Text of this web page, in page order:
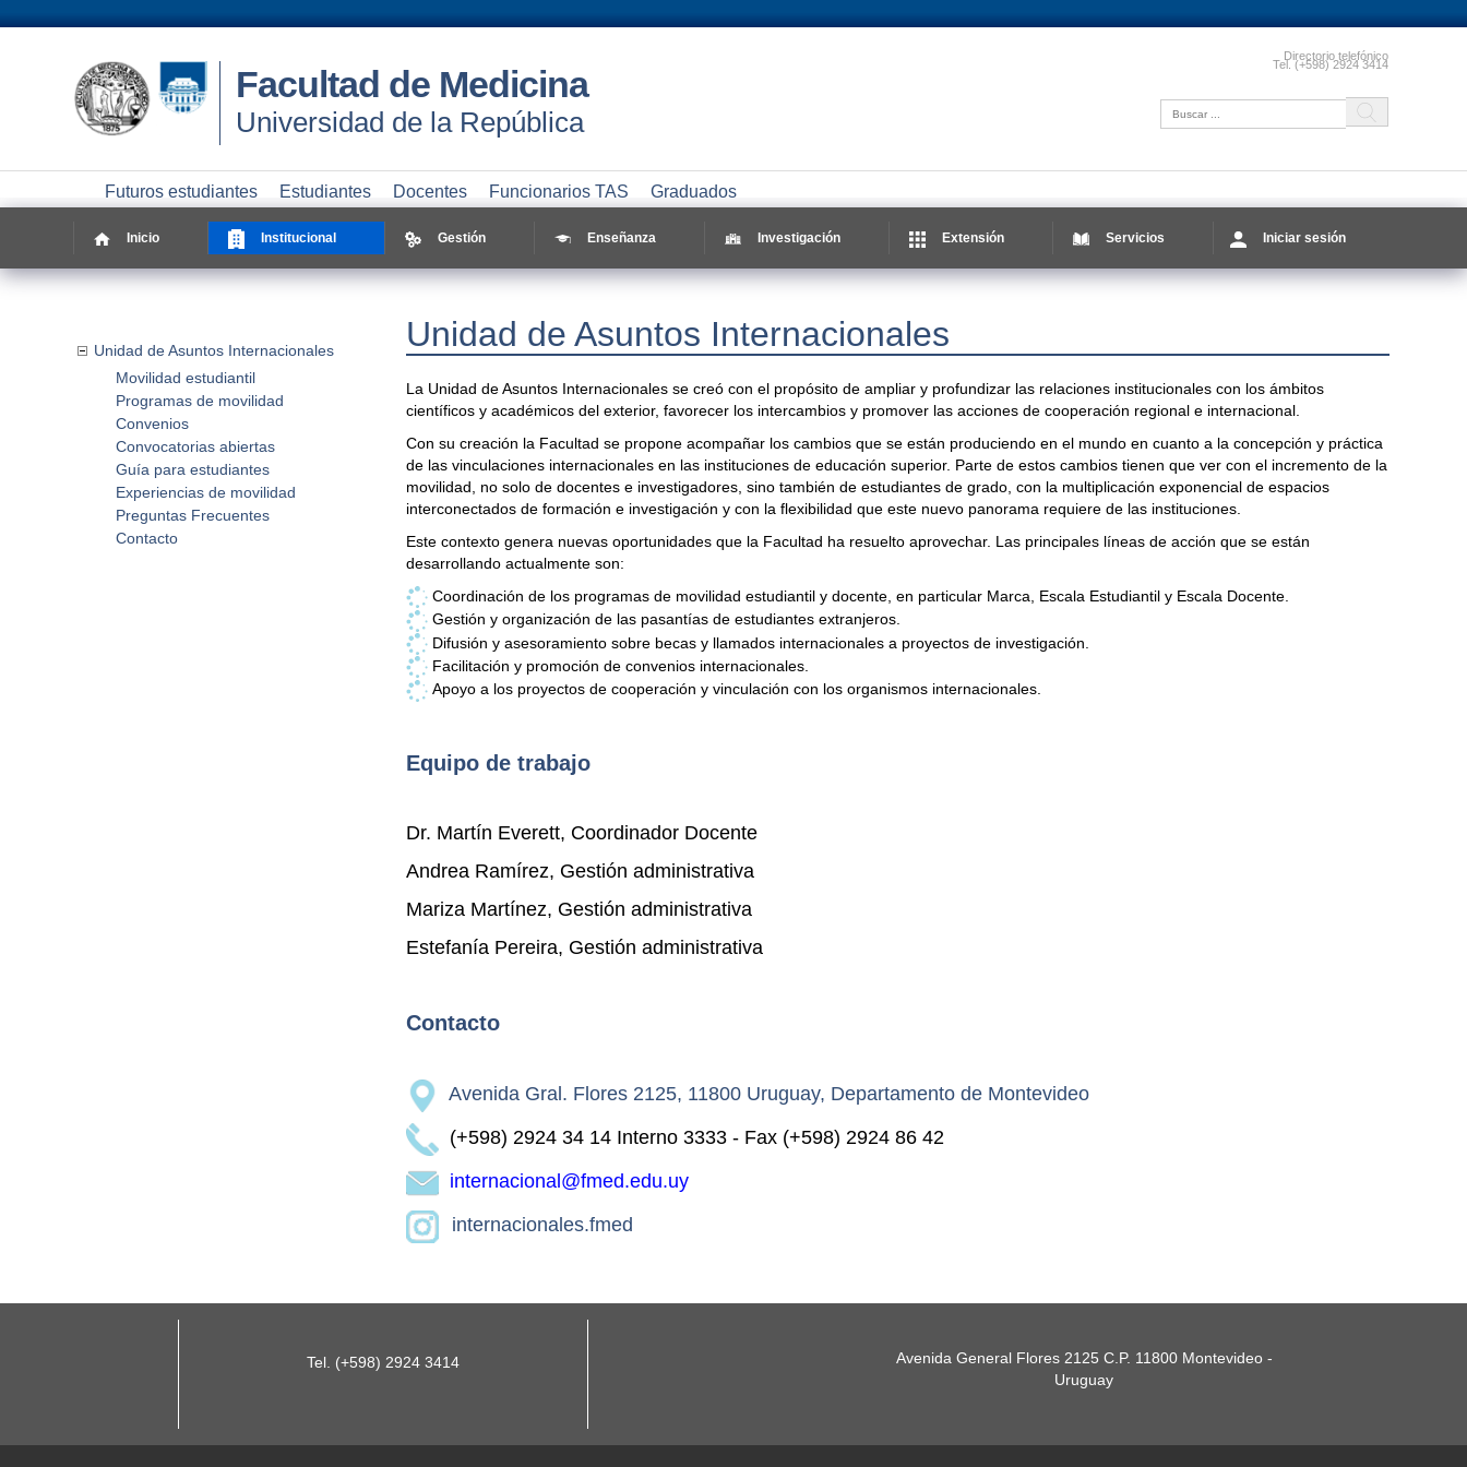
Directorio telefónico
Tel. (+598) 2924 3414
Facultad de Medicina
Universidad de la República
Futuros estudiantes Estudiantes Docentes Funcionarios TAS Graduados
Inicio Institucional Gestión Enseñanza Investigación Extensión Servicios Iniciar sesión
Unidad de Asuntos Internacionales
Movilidad estudiantil
Programas de movilidad
Convenios
Convocatorias abiertas
Guía para estudiantes
Experiencias de movilidad
Preguntas Frecuentes
Contacto
Unidad de Asuntos Internacionales
La Unidad de Asuntos Internacionales se creó con el propósito de ampliar y profundizar las relaciones institucionales con los ámbitos
científicos y académicos del exterior, favorecer los intercambios y promover las acciones de cooperación regional e internacional.
Con su creación la Facultad se propone acompañar los cambios que se están produciendo en el mundo en cuanto a la concepción y práctica
de las vinculaciones internacionales en las instituciones de educación superior. Parte de estos cambios tienen que ver con el incremento de la
movilidad, no solo de docentes e investigadores, sino también de estudiantes de grado, con la multiplicación exponencial de espacios
interconectados de formación e investigación y con la flexibilidad que este nuevo panorama requiere de las instituciones.
Este contexto genera nuevas oportunidades que la Facultad ha resuelto aprovechar. Las principales líneas de acción que se están
desarrollando actualmente son:
Coordinación de los programas de movilidad estudiantil y docente, en particular Marca, Escala Estudiantil y Escala Docente.
Gestión y organización de las pasantías de estudiantes extranjeros.
Difusión y asesoramiento sobre becas y llamados internacionales a proyectos de investigación.
Facilitación y promoción de convenios internacionales.
Apoyo a los proyectos de cooperación y vinculación con los organismos internacionales.
Equipo de trabajo
Dr. Martín Everett, Coordinador Docente
Andrea Ramírez, Gestión administrativa
Mariza Martínez, Gestión administrativa
Estefanía Pereira, Gestión administrativa
Contacto
Avenida Gral. Flores 2125, 11800 Uruguay, Departamento de Montevideo
(+598) 2924 34 14 Interno 3333 - Fax (+598) 2924 86 42
internacional@fmed.edu.uy
internacionales.fmed
Avenida General Flores 2125 C.P. 11800 Montevideo -
Uruguay
Tel. (+598) 2924 3414